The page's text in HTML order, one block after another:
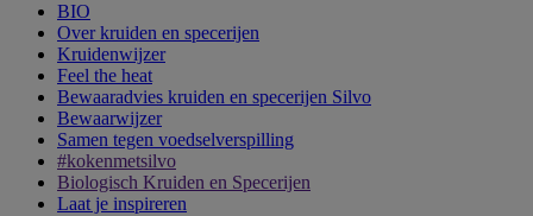
BIO
Over kruiden en specerijen
Kruidenwijzer
Feel the heat
Bewaaradvies kruiden en specerijen Silvo
Bewaarwijzer
Samen tegen voedselverspilling
#kokenmetsilvo
Biologisch Kruiden en Specerijen
Laat je inspireren